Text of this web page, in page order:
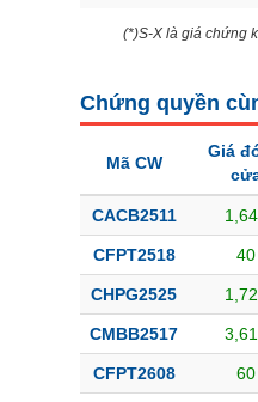
(*)S-X là giá chứng
Chứng quyền
Mã CW
Giá
CACB2511
CFPT2518 40
CHPG2525
CMBB2517
CFPT2608 60